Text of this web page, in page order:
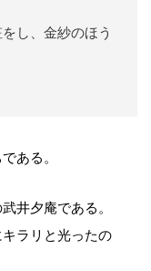
し、金紗のほう
ある。
井夕庵である。
ラリと光ったの